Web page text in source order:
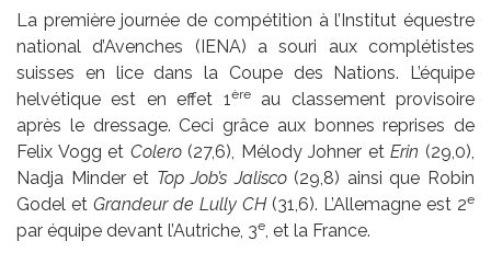
La première journée de compétition à l’Institut équestre
national d’Avenches (IENA) a souri aux complétistes
suisses en lice dans la Coupe des Nations. L’équipe
helvétique est en effet 1èreau classement provisoire
après le dressage. Ceci grâce aux bonnes reprises de
Felix Vogg et Colero(27,6), Mélody Johner etErin(29,0),
Nadja Minder et Top Job’s Jalisco(29,8) ainsi que Robin
Godel et Grandeur de Lully CH(31,6). L’Allemagne est 2e
par équipe devant l’Autriche, 3e, et la France.